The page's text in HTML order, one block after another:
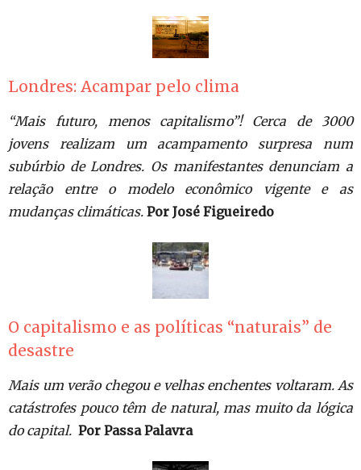
Londres: Acampar pelo clima
“Mais futuro, menos capitalismo”! Cerca de 3000
jovens realizam um acampamento surpresa num
subúrbio de Londres. Os manifestantes denunciam a
relação entre o modelo econômico vigente e as
mudanças climáticas. Por José Figueiredo
O capitalismo e as políticas “naturais” de
desastre
Mais um verão chegou e velhas enchentes voltaram. As
catástrofes pouco têm de natural, mas muito da lógica
do capital. Por Passa Palavra